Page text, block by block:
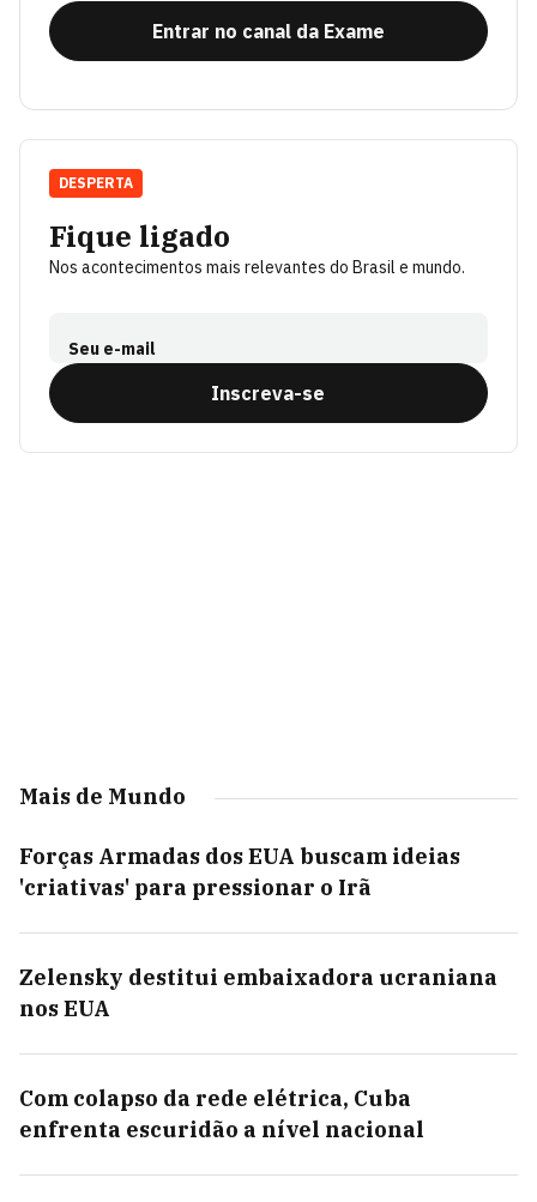
Entrar no canal da Exame
Fique ligado
Nos acontecimentos mais relevantes do Brasil e mundo.
Seu e-mail
Inscreva-se
DESPERTA
Mais de Mundo
Forças Armadas dos EUA buscam ideias
'criativas' para pressionar o Irã
Zelensky destitui embaixadora ucraniana
nos EUA
Com colapso da rede elétrica, Cuba
enfrenta escuridão a nível nacional